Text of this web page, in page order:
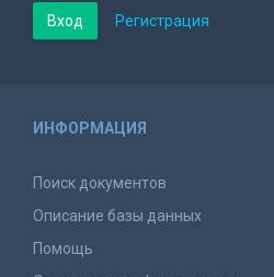
Вход Регистрация
ИНФОРМАЦИЯ
Поиск документов
Описание базы данных
Помощь